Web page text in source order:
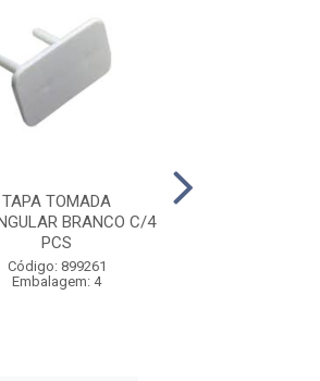
TAPA TOMADA
BRANCO C/4
PCS
Código: 899261
Embalagem: 4